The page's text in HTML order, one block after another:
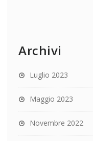
Archivi
Luglio 2023
Maggio 2023
Novembre 2022